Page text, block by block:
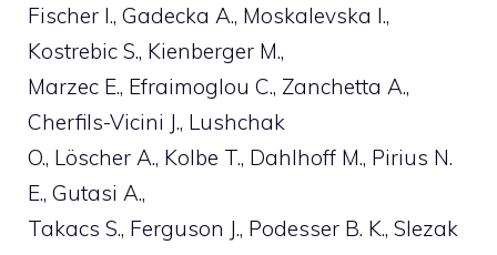
Fischer I., Gadecka A., Moskalevska I.,
Kostrebic S., Kienberger M.,
Marzec E., Efraimoglou C., Zanchetta A.,
Cherfils-Vicini J., Lushchak
O., Löscher A., Kolbe T., Dahlhoff M., Pirius N.
E., Gutasi A.,
Takacs S., Ferguson J., Podesser B. K., Slezak